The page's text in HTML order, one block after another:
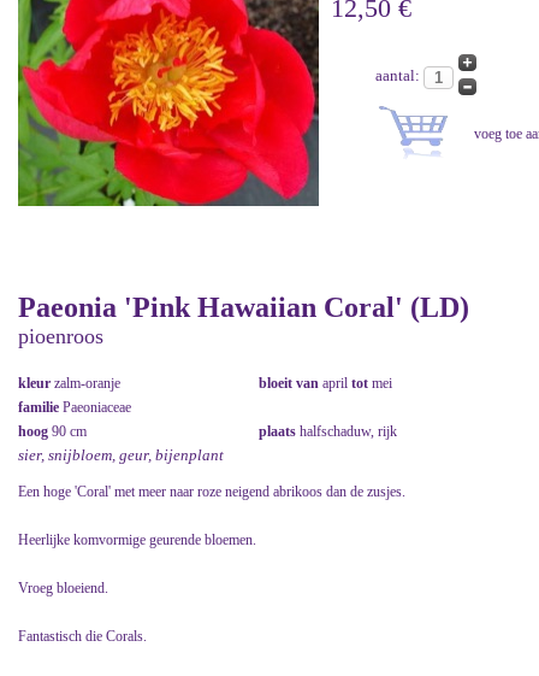
12,50 €
aantal:
Paeonia 'Pink Hawaiian Coral' (LD)
pioenroos
kleur zalm-oranje bloeit van april tot mei
familie Paeoniaceae
hoog 90 cm plaats halfschaduw, rijk
sier, snijbloem, geur, bijenplant
Een hoge 'Coral' met meer naar roze neigend abrikoos dan de zusjes.
Heerlijke komvormige geurende bloemen.
Vroeg bloeiend.
Fantastisch die Corals.